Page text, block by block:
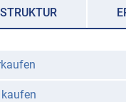
STRUKTUR
kaufen